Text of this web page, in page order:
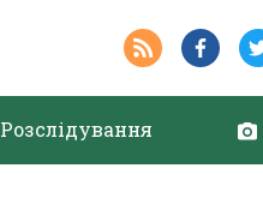
Розслідування